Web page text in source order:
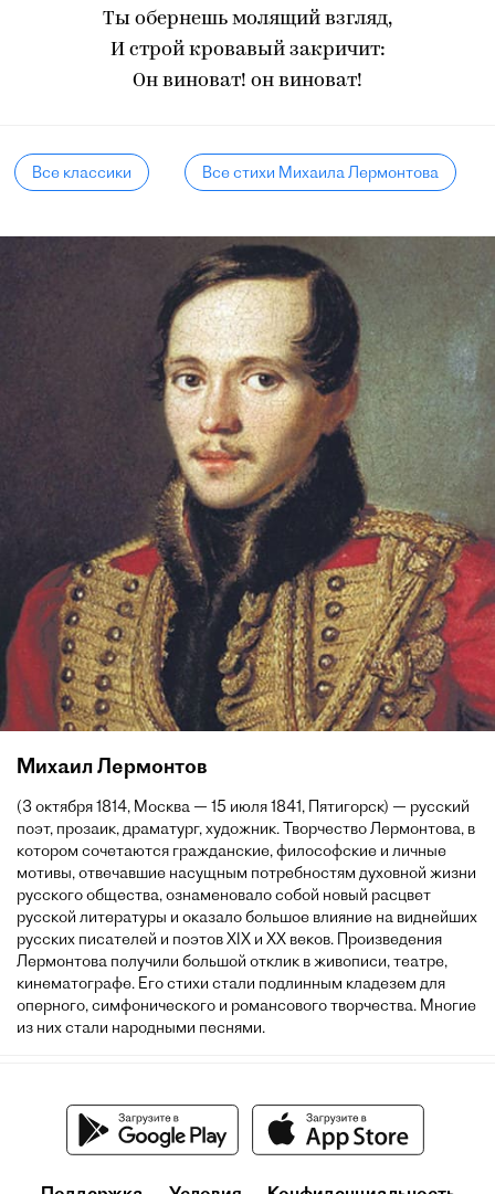
Ты обернешь молящий взгляд,
И строй кровавый закричит:
Он виноват! он виноват!
Все классики Все стихи Михаила Лермонтова
Михаил Лермонтов
(3 октября 1814, Москва — 15 июля 1841, Пятигорск) — русский
поэт, прозаик, драматург, художник. Творчество Лермонтова, в
котором сочетаются гражданские, философские и личные
мотивы, отвечавшие насущным потребностям духовной жизни
русского общества, ознаменовало собой новый расцвет
русской литературы и оказало большое влияние на виднейших
русских писателей и поэтов XIX и XX веков. Произведения
Лермонтова получили большой отклик в живописи, театре,
кинематографе. Его стихи стали подлинным кладезем для
оперного, симфонического и романсового творчества. Многие
из них стали народными песнями.